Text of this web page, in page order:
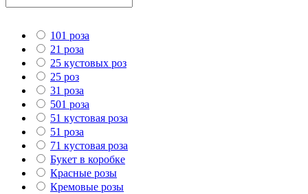
101 роза
21 роза
25 кустовых роз
25 роз
31 роза
501 роза
51 кустовая роза
51 роза
71 кустовая роза
Букет в коробке
Красные розы
Кремовые розы